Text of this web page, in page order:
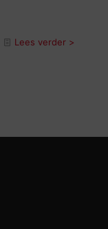
Lees verder >